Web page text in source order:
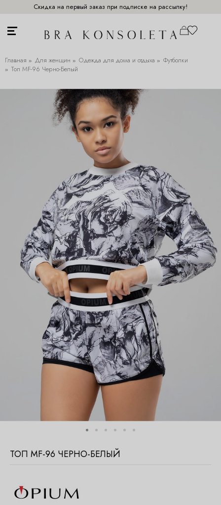
Скидка на первый заказ при подписке на рассылку!
Главная Для женщин Одежда для дома и отдыха
Футболки
Топ MF-96 Черно-Белый
ТОП MF-96 ЧЕРНО-БЕЛЫЙ